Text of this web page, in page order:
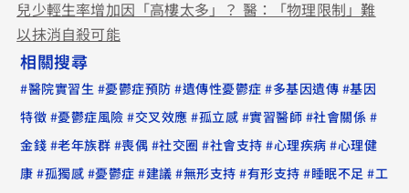
兒少輕生率增加因「高樓太多」？ 醫：「物理限制」難
以抹消自殺可能
相關搜尋
#醫院實習生 #憂鬱症預防 #遺傳性憂鬱症 #多基因遺傳 #基因
特徵 #憂鬱症風險 #交叉效應 #孤立感 #實習醫師 #社會關係 #
金錢 #老年族群 #喪偶 #社交圈 #社會支持 #心理疾病 #心理健
康 #孤獨感 #憂鬱症 #建議 #無形支持 #有形支持 #睡眠不足 #工